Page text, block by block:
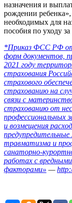
назначения и
рождении
необходимых для
пособия по уходу
*Приказ ФСС РФ
форм документов,
2021 году
страхования
страхового
страхованию на
связи с
страхованию от
профессиональных
и возмещения
травматизма и
санаторно-
работах с
факторами» —